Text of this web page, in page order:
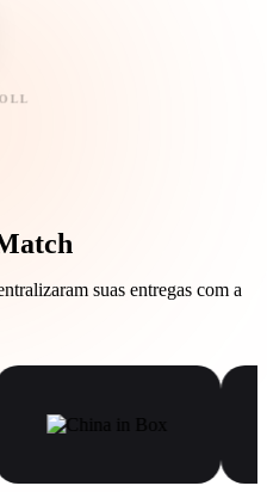
suas entregas com a